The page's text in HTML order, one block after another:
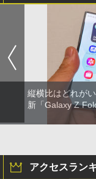
縦横比はどれが
新「Galaxy Z
アクセスラン